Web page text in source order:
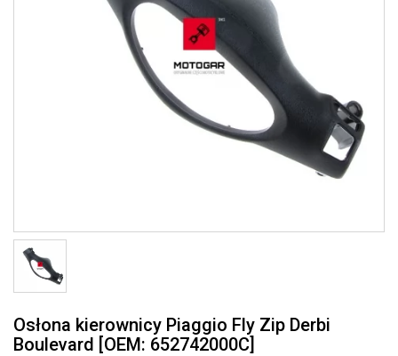
Osłona kierownicy Piaggio Fly Zip Derbi
Boulevard [OEM: 652742000C]